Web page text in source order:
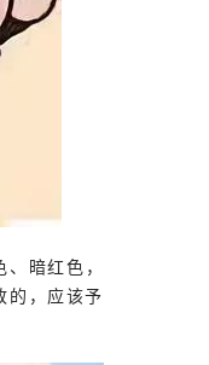
暗红色，
的，应该予